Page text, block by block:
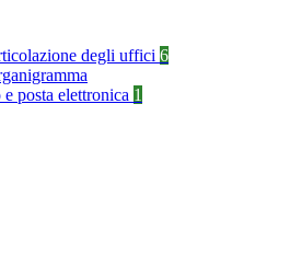
degli uffici 6
posta elettronica 1